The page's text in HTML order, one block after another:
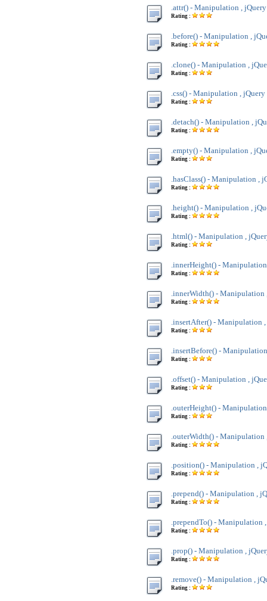
.attr() - Manipulation , jQuery
Rating :
.before() - Manipulation ,
Rating :
.clone() - Manipulation ,
Rating :
.css() - Manipulation , jQuery
Rating :
.detach() - Manipulation ,
Rating :
.empty() - Manipulation ,
Rating :
.hasClass() - Manipulation ,
Rating :
.height() - Manipulation ,
Rating :
.html() - Manipulation ,
Rating :
.innerHeight() -
Rating :
.innerWidth() - Manipulation
Rating :
.insertAfter() - Manipulation
Rating :
.insertBefore() -
Rating :
.offset() - Manipulation ,
Rating :
.outerHeight() -
Rating :
.outerWidth() - Manipulation
Rating :
.position() - Manipulation ,
Rating :
.prepend() - Manipulation ,
Rating :
.prependTo() - Manipulation
Rating :
.prop() - Manipulation ,
Rating :
.remove() - Manipulation ,
Rating :